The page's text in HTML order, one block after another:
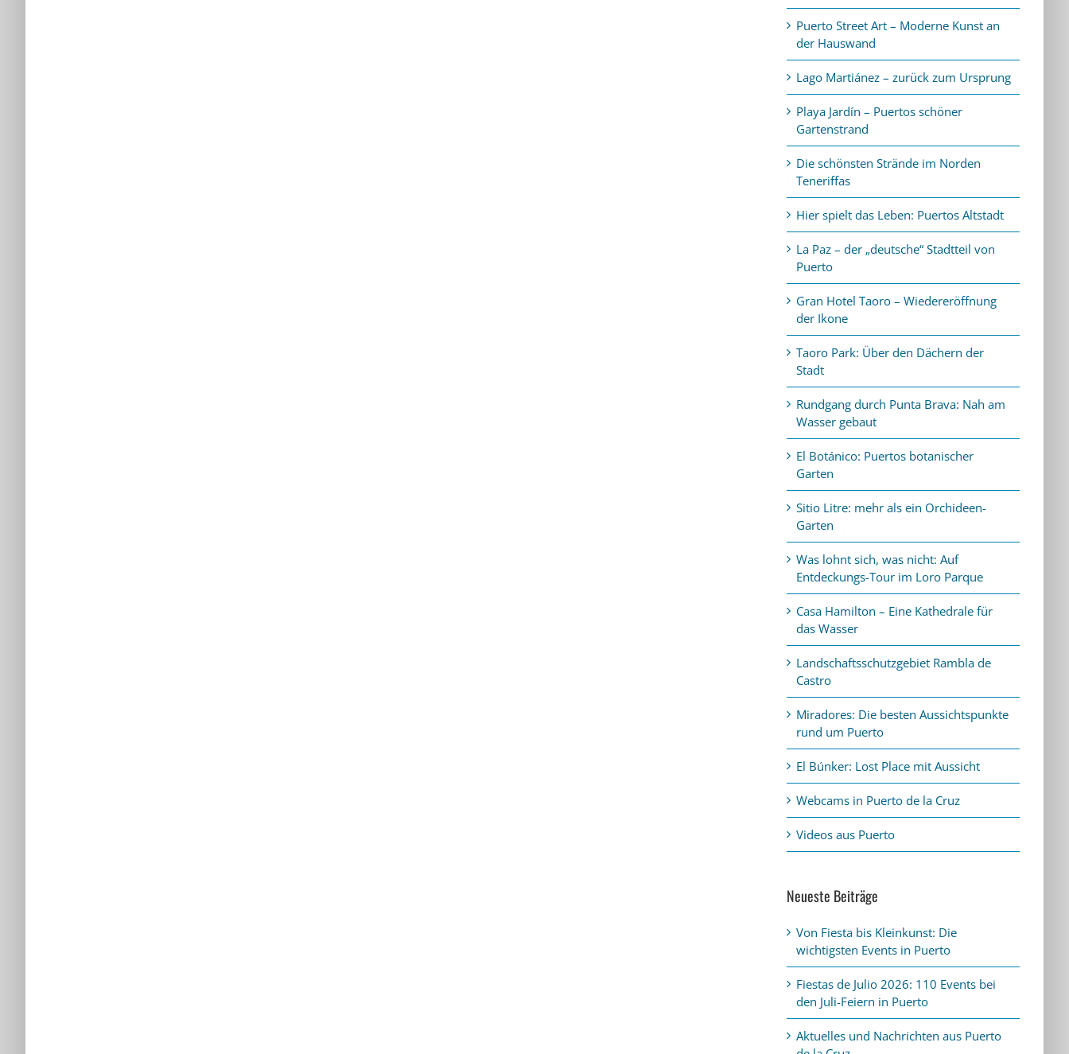
Puerto Street Art – Moderne Kunst an
der Hauswand
Lago Martiánez – zurück zum Ursprung
Playa Jardín – Puertos schöner
Gartenstrand
Die schönsten Strände im Norden
Teneriffas
Hier spielt das Leben: Puertos Altstadt
La Paz – der „deutsche“ Stadtteil von
Puerto
Gran Hotel Taoro – Wiedereröffnung
der Ikone
Taoro Park: Über den Dächern der
Stadt
Rundgang durch Punta Brava: Nah am
Wasser gebaut
El Botánico: Puertos botanischer
Garten
Sitio Litre: mehr als ein Orchideen-
Garten
Was lohnt sich, was nicht: Auf
Entdeckungs-Tour im Loro Parque
Casa Hamilton – Eine Kathedrale für
das Wasser
Landschaftsschutzgebiet Rambla de
Castro
Miradores: Die besten Aussichtspunkte
rund um Puerto
El Búnker: Lost Place mit Aussicht
Webcams in Puerto de la Cruz
Videos aus Puerto
Neueste Beiträge
Von Fiesta bis Kleinkunst: Die
wichtigsten Events in Puerto
Fiestas de Julio 2026: 110 Events bei
den Juli-Feiern in Puerto
Aktuelles und Nachrichten aus Puerto